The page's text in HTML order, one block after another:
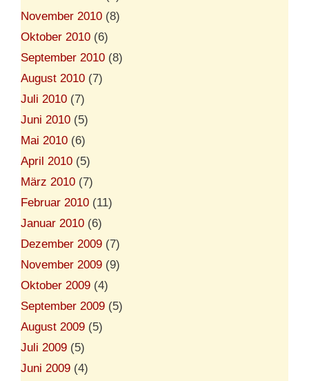
November 2010 (8)
Oktober 2010 (6)
September 2010 (8)
August 2010 (7)
Juli 2010 (7)
Juni 2010 (5)
Mai 2010 (6)
April 2010 (5)
März 2010 (7)
Februar 2010 (11)
Januar 2010 (6)
Dezember 2009 (7)
November 2009 (9)
Oktober 2009 (4)
September 2009 (5)
August 2009 (5)
Juli 2009 (5)
Juni 2009 (4)